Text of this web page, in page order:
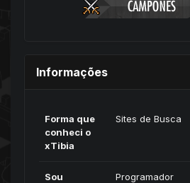
Informações
Forma que
conheci o
xTibia
Sites de Busca
Sou Programador